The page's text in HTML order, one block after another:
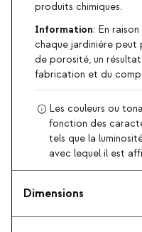
produits chimiques.
Information: En
chaque jardinière peut
de porosité, un
fabrication et du
Les couleurs ou
fonction des
tels que la
avec lequel il est
Dimensions